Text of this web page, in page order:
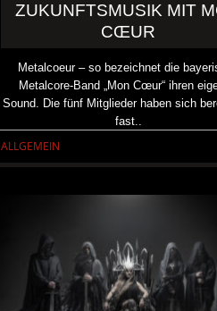
ZUKUNFTSMUSIK MIT
CŒUR
Metalcoeur – so bezeichnet die
Metalcore-Band „Mon Cœur“ ihren
Sound. Die fünf Mitglieder haben sich
fast..
ALLGEMEIN